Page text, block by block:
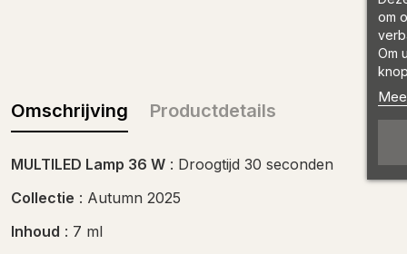
Omschrijving Productdetails
MULTILED Lamp 36 W : Droogtijd 30 seconden
Collectie : Autumn 2025
Inhoud : 7 ml
om
Om